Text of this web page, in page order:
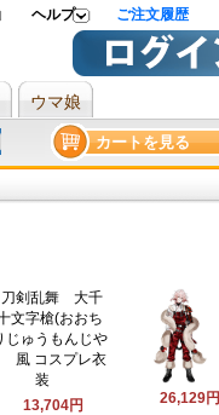
ヘルプ ご注文履歴
ウマ娘
カートを見る
13,704円
26,129円